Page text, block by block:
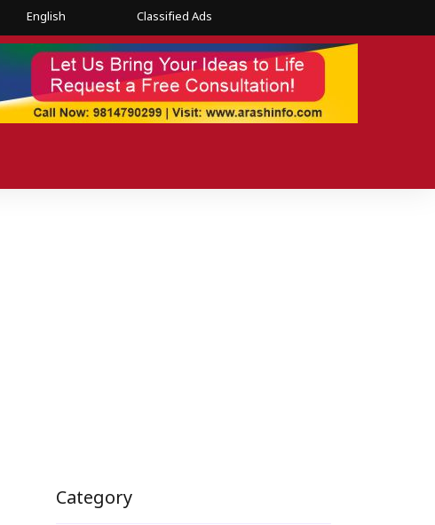
English Classified Ads
Category